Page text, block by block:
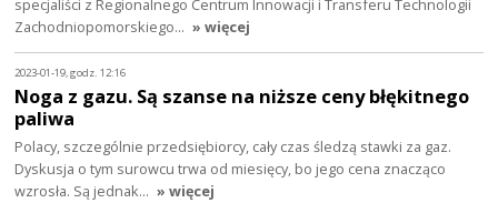
specjaliści z Regionalnego Centrum Innowacji i Transferu Technologii
Zachodniopomorskiego… » więcej
2023-01-19, godz. 12:16
Noga z gazu. Są szanse na niższe ceny błękitnego
paliwa
Polacy, szczególnie przedsiębiorcy, cały czas śledzą stawki za gaz.
Dyskusja o tym surowcu trwa od miesięcy, bo jego cena znacząco
wzrosła. Są jednak… » więcej